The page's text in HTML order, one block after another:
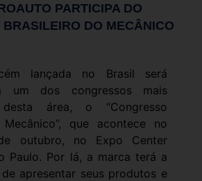
PARTICIPA DO
BRASILEIRO DO MECÂNICO
lançada no Brasil será
um dos congressos mais
desta área, o “Congresso
que acontece no
outubro, no Expo Center
Paulo. Por lá, a marca terá a
apresentar seus produtos e